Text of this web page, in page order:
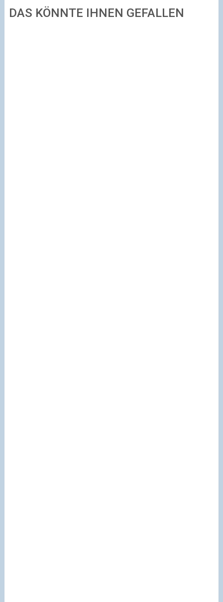
DAS KÖNNTE IHNEN GEFALLEN